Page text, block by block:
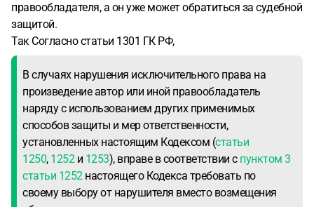
правообладателя, а он уже может обратиться за судебной
защитой.
Так Согласно статьи 1301 ГК РФ,
В случаях нарушения исключительного права на
произведение автор или иной правообладатель
наряду с использованием других применимых
способов защиты и мер ответственности,
установленных настоящим Кодексом (статьи
1250, 1252и 1253), вправе в соответствии с пунктом 3
статьи 1252настоящего Кодекса требовать по
своему выбору от нарушителя вместо возмещения